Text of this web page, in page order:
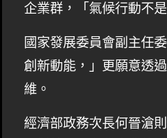
企業群，「氣候行動不
國家發展委員會副主任
創新動能，」更願意透
維。
經濟部政務次長何晉滄